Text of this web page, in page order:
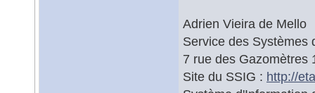
Adrien Vieira de Mello
Service des Systèmes
7 rue des Gazomètres
Site du SSIG : http://